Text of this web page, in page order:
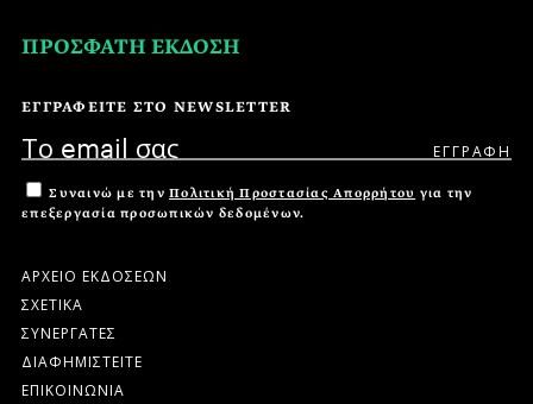
ΠΡΟΣΦΑΤΗ ΕΚΔΟΣΗ
ΕΓΓΡΑΦΕΙΤΕ ΣΤΟ NEWSLETTER
Συναινώ με την Πολιτική Προστασίας Απορρήτου για την
επεξεργασία προσωπικών δεδομένων.
ΑΡΧΕΙΟ ΕΚΔΟΣΕΩΝ
ΣΧΕΤΙΚΑ
ΣΥΝΕΡΓΑΤΕΣ
ΔΙΑΦΗΜΙΣΤΕΙΤΕ
ΕΠΙΚΟΙΝΩΝΙΑ